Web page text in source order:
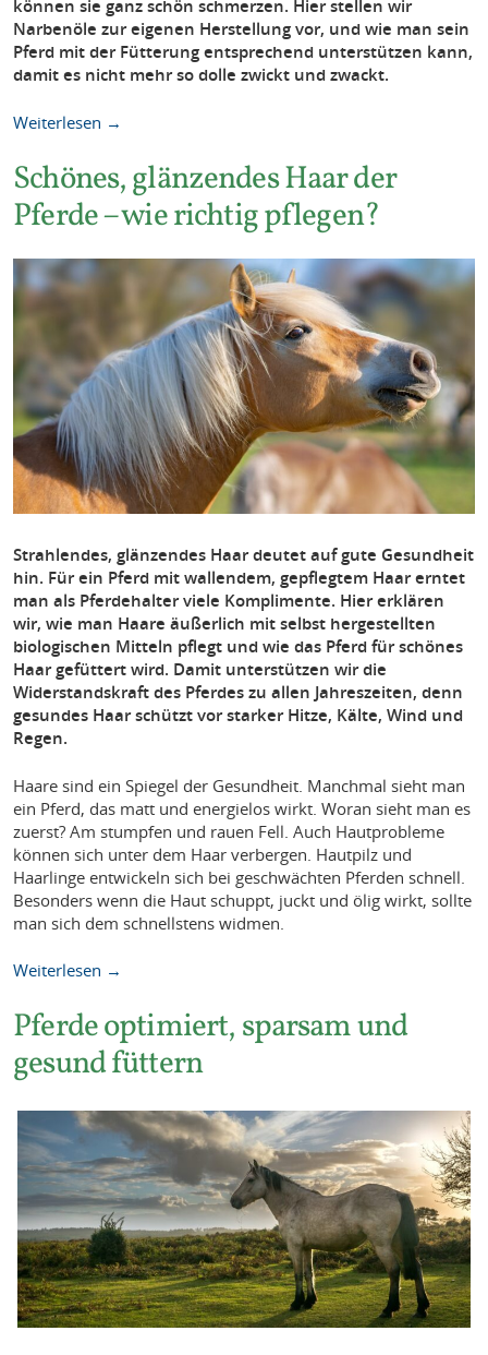
können sie ganz schön schmerzen. Hier stellen wir
Narbenöle zur eigenen Herstellung vor, und wie man sein
Pferd mit der Fütterung entsprechend unterstützen kann,
damit es nicht mehr so dolle zwickt und zwackt.
Weiterlesen →
Schönes, glänzendes Haar der
Pferde – wie richtig pflegen?
Strahlendes, glänzendes Haar deutet auf gute Gesundheit
hin. Für ein Pferd mit wallendem, gepflegtem Haar erntet
man als Pferdehalter viele Komplimente. Hier erklären
wir, wie man Haare äußerlich mit selbst hergestellten
biologischen Mitteln pflegt und wie das Pferd für schönes
Haar gefüttert wird. Damit unterstützen wir die
Widerstandskraft des Pferdes zu allen Jahreszeiten, denn
gesundes Haar schützt vor starker Hitze, Kälte, Wind und
Regen.
Haare sind ein Spiegel der Gesundheit. Manchmal sieht man
ein Pferd, das matt und energielos wirkt. Woran sieht man es
zuerst? Am stumpfen und rauen Fell. Auch Hautprobleme
können sich unter dem Haar verbergen. Hautpilz und
Haarlinge entwickeln sich bei geschwächten Pferden schnell.
Besonders wenn die Haut schuppt, juckt und ölig wirkt, sollte
man sich dem schnellstens widmen.
Weiterlesen →
Pferde optimiert, sparsam und
gesund füttern